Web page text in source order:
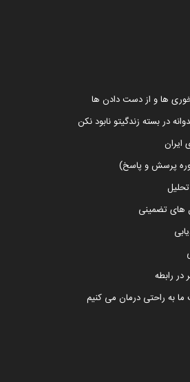
ها و از دست دادن ها
در بسته زندگیتو نابود نکن
ایران
پرسش و پاسخ)
های تضمینی
رابطه
به راحتی درمان می کنیم